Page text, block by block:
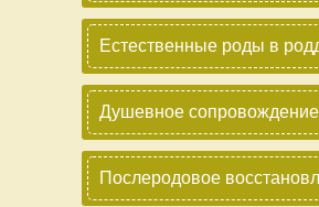
Естественные роды в
Душевное
Послеродовое